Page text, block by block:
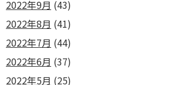
2022年9月 (43)
2022年8月 (41)
2022年7月 (44)
2022年6月 (37)
2022年5月 (25)